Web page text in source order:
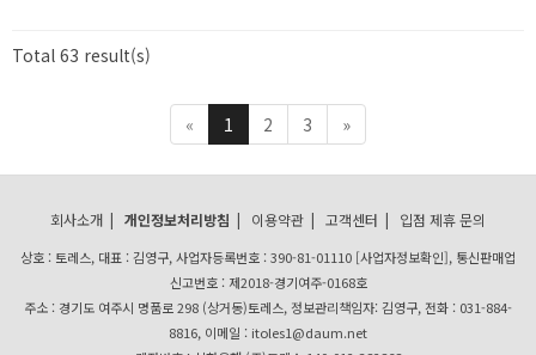
Total 63 result(s)
« 1 2 3 »
회사소개 | 개인정보처리방침 | 이용약관 | 고객센터 | 입점 제휴 문의
상호 : 토레스, 대표 : 김영구, 사업자등록번호 : 390-81-01110 [사업자정보확인], 통신판매업
신고번호 : 제2018-경기여주-0168호
주소 : 경기도 여주시 명품로 298 (상거동)토레스, 정보관리책임자: 김영구, 전화 : 031-884-
8816, 이메일 : itoles1@daum.net